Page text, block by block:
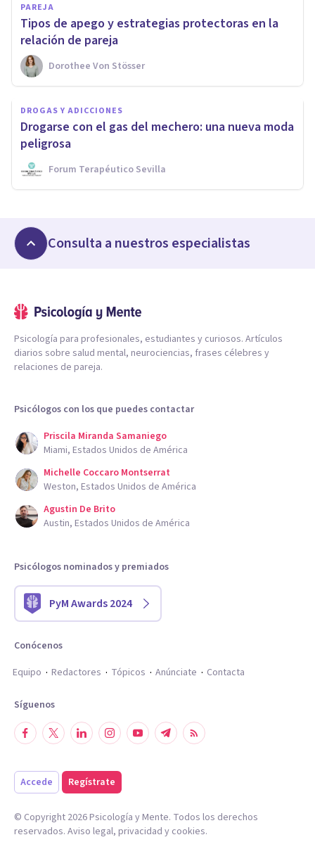
PAREJA
Tipos de apego y estrategias protectoras en la
relación de pareja
Dorothee Von Stösser
DROGAS Y ADICCIONES
Drogarse con el gas del mechero: una nueva moda
peligrosa
Forum Terapéutico Sevilla
Consulta a nuestros especialistas
Psicología para profesionales, estudiantes y curiosos. Artículos
diarios sobre salud mental, neurociencias, frases célebres y
relaciones de pareja.
Psicólogos con los que puedes contactar
Priscila Miranda Samaniego
Miami, Estados Unidos de América
Michelle Coccaro Montserrat
Weston, Estados Unidos de América
Agustin De Brito
Austin, Estados Unidos de América
Psicólogos nominados y premiados
PyM Awards 2024
Conócenos
Equipo
Redactores Tópicos Anúnciate Contacta
Síguenos
Accede Regístrate
© Copyright 2026Psicología y Mente. Todos los derechos
reservados. Aviso legal, privacidad y cookies.